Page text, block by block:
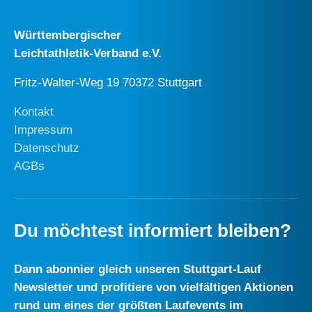
Württembergischer
Leichtathletik-Verband e.V.
Fritz-Walter-Weg 19 70372 Stuttgart
Kontakt
Impressum
Datenschutz
AGBs
Du möchtest informiert bleiben?
Dann abonnier gleich unseren Stuttgart-Lauf
Newsletter und profitiere von vielfältigen Aktionen